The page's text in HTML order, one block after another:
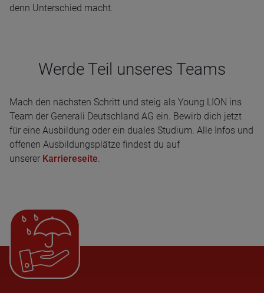
denn Unterschied macht.
Werde Teil unseres Teams
Mach den nächsten Schritt und steig als Young LION ins
Team der Generali Deutschland AG ein. Bewirb dich jetzt
für eine Ausbildung oder ein duales Studium. Alle Infos und
offenen Ausbildungsplätze findest du auf
unserer Karriereseite.